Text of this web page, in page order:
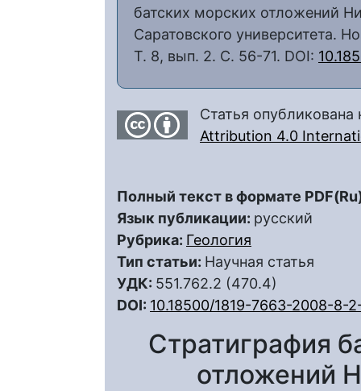
батских морских отложений
Саратовского университета.
Т. 8, вып. 2. С. 56-71. DOI:
Статья
Attribution 4.0
Полный текст в формате
Язык публикации: русский
Рубрика: Геология
Тип статьи: Научная статья
УДК: 551.762.2 (470.4)
DOI: 10.18500/1819-7663-2008-8-
Стратиграфия
отложений